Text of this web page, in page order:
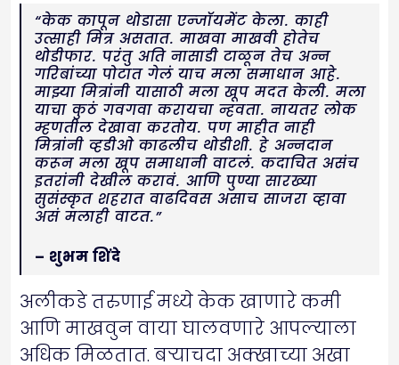
“केक कापून थोडासा एन्जॉयमेंट केला. काही
उत्साही मित्र असतात. माखवा माखवी होतेच
थोडीफार. परंतु अति नासाडी टाळून तेच अन्न
गरिबांच्या पोटात गेलं याच मला समाधान आहे.
माझ्या मित्रांनी यासाठी मला खूप मदत केली. मला
याचा कुठं गवगवा करायचा न्हवता. नायतर लोक
म्हणतील देखावा करतोय. पण माहीत नाही
मित्रांनी व्हडीओ काढलीच थोडीशी. हे अन्नदान
करून मला खूप समाधानी वाटलं. कदाचित असंच
इतरांनी देखील करावं. आणि पुण्या सारख्या
सुसंस्कृत शहरात वाढदिवस असाच साजरा व्हावा
असं मलाही वाटत.”
– शुभम शिंदे
अलीकडे तरुणाई मध्ये केक खाणारे कमी
आणि माखवुन वाया घालवणारे आपल्याला
अधिक मिळतात. बऱ्याचदा अक्खाच्या अखा